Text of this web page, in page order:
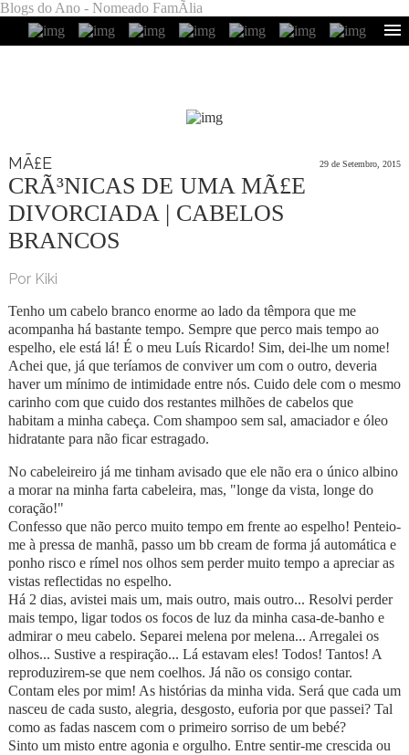
Blogs do Ano - Nomeado FamÃ­lia
MÃ£E 29 de Setembro, 2015
CRÃ³NICAS DE UMA MÃ£E
DIVORCIADA | CABELOS
BRANCOS
Por Kiki
Tenho um cabelo branco enorme ao lado da têmpora que me
acompanha há bastante tempo. Sempre que perco mais tempo ao
espelho, ele está lá! É o meu Luís Ricardo! Sim, dei-lhe um nome!
Achei que, já que teríamos de conviver um com o outro, deveria
haver um mínimo de intimidade entre nós. Cuido dele com o mesmo
carinho com que cuido dos restantes milhões de cabelos que
habitam a minha cabeça. Com shampoo sem sal, amaciador e óleo
hidratante para não ficar estragado.
No cabeleireiro já me tinham avisado que ele não era o único albino
a morar na minha farta cabeleira, mas, "longe da vista, longe do
coração!"
Confesso que não perco muito tempo em frente ao espelho! Penteio-
me à pressa de manhã, passo um bb cream de forma já automática e
ponho risco e rímel nos olhos sem perder muito tempo a apreciar as
vistas reflectidas no espelho.
Há 2 dias, avistei mais um, mais outro, mais outro... Resolvi perder
mais tempo, ligar todos os focos de luz da minha casa-de-banho e
admirar o meu cabelo. Separei melena por melena... Arregalei os
olhos... Sustive a respiração... Lá estavam eles! Todos! Tantos! A
reproduzirem-se que nem coelhos. Já não os consigo contar.
Contam eles por mim! As histórias da minha vida. Será que cada um
nasceu de cada susto, alegria, desgosto, euforia por que passei? Tal
como as fadas nascem com o primeiro sorriso de um bebé?
Sinto um misto entre agonia e orgulho. Entre sentir-me crescida ou